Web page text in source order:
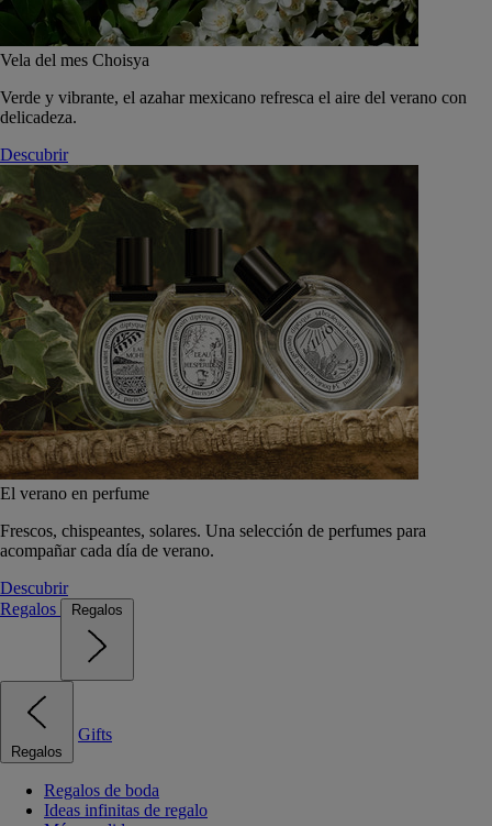
Vela del mes Choisya
Verde y vibrante, el azahar mexicano refresca el aire del verano con
delicadeza.
Descubrir
El verano en perfume
Frescos, chispeantes, solares. Una selección de perfumes para
acompañar cada día de verano.
Descubrir
Regalos
Regalos
Regalos
Gifts
Regalos de boda
Ideas infinitas de regalo